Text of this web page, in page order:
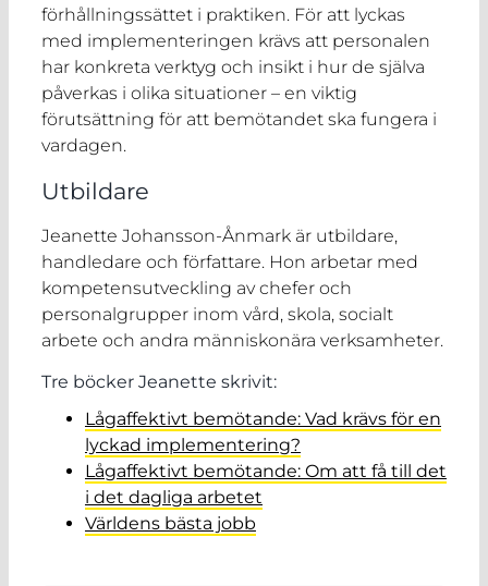
förhållningssättet i praktiken. För att lyckas
med implementeringen krävs att personalen
har konkreta verktyg och insikt i hur de själva
påverkas i olika situationer – en viktig
förutsättning för att bemötandet ska fungera i
vardagen.
Utbildare
Jeanette Johansson-Ånmark är utbildare,
handledare och författare. Hon arbetar med
kompetensutveckling av chefer och
personalgrupper inom vård, skola, socialt
arbete och andra människonära verksamheter.
Tre böcker Jeanette skrivit:
Lågaffektivt bemötande: Vad krävs för en
lyckad implementering?
Lågaffektivt bemötande: Om att få till det
i det dagliga arbetet
Världens bästa jobb